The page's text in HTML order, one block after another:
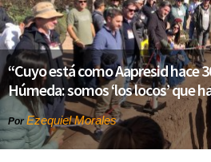
“Cuyo está como Aapresid hace
Húmeda: somos ‘los locos’ que
PorEzequiel Morales